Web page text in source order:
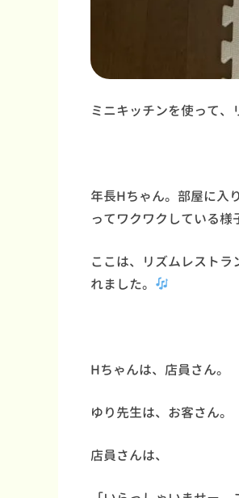
ミニキッチンを使って、
年長Hちゃん。部屋に入
ってワクワクしている様
ここは、リズムレスト
れました。
Hちゃんは、店員さん。
ゆり先生は、お客さん。
店員さんは、